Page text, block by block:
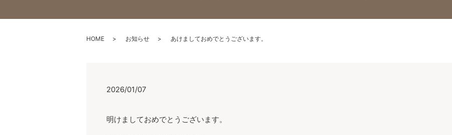
HOME お知らせ あけましておめでとうございます。
2026/01/07
明けましておめでとうございます。